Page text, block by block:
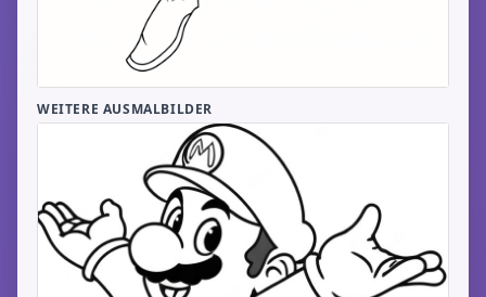
WEITERE AUSMALBILDER